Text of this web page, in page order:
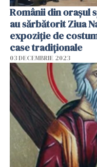
Românii din orașul
au sărbătorit Ziua
expoziție de
case tradiționale
03 DECEMBRIE 2023